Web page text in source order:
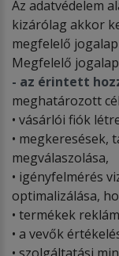
Az adatvédelem
kizárólag akkor
megfelelő
Megfelelő
- az érintett
meghatározott
• vásárlói fiók
• megkeresések,
megválaszolása,
• igényfelmérés
optimalizálása,
• termékek
• a vevők